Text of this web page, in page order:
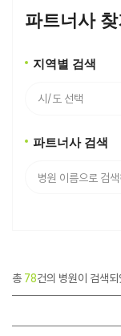
파트너사 찾
지역별 검색
파트너사 검색
총 78건의 병원이 검색